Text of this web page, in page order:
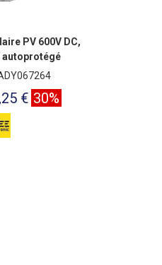
PV 600V DC,
autoprotégé
€ 30%